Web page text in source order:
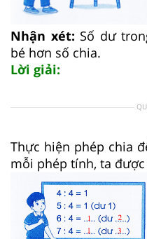
Nhận xét: Số dư
bé hơn số chia.
Lời giải:
Thực hiện phép chia
mỗi phép tính, ta